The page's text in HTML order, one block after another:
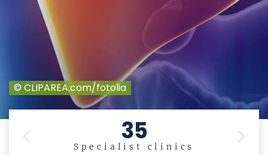
© CLIPAREA.com/fotolia
35
Specialist clinics
Previous Next